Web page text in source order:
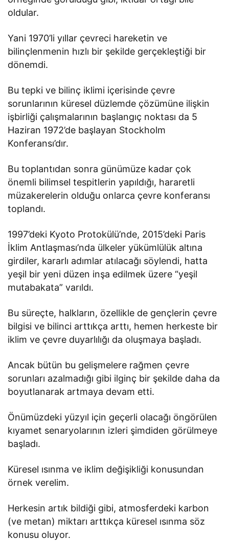
oldular.
Yani 1970’li yıllar çevreci hareketin ve
bilinçlenmenin hızlı bir şekilde gerçekleştiği bir
dönemdi.
Bu tepki ve bilinç iklimi içerisinde çevre
sorunlarının küresel düzlemde çözümüne ilişkin
işbirliği çalışmalarının başlangıç noktası da 5
Haziran 1972’de başlayan Stockholm
Konferansı’dır.
Bu toplantıdan sonra günümüze kadar çok
önemli bilimsel tespitlerin yapıldığı, hararetli
müzakerelerin olduğu onlarca çevre konferansı
toplandı.
1997’deki Kyoto Protokülü’nde, 2015’deki Paris
İklim Antlaşması’nda ülkeler yükümlülük altına
girdiler, kararlı adımlar atılacağı söylendi, hatta
yeşil bir yeni düzen inşa edilmek üzere “yeşil
mutabakata” varıldı.
Bu süreçte, halkların, özellikle de gençlerin çevre
bilgisi ve bilinci arttıkça arttı, hemen herkeste bir
iklim ve çevre duyarlılığı da oluşmaya başladı.
Ancak bütün bu gelişmelere rağmen çevre
sorunları azalmadığı gibi ilginç bir şekilde daha da
boyutlanarak artmaya devam etti.
Önümüzdeki yüzyıl için geçerli olacağı öngörülen
kıyamet senaryolarının izleri şimdiden görülmeye
başladı.
Küresel ısınma ve iklim değişikliği konusundan
örnek verelim.
Herkesin artık bildiği gibi, atmosferdeki karbon
(ve metan) miktarı arttıkça küresel ısınma söz
konusu oluyor.